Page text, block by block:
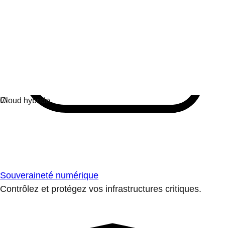
Souveraineté numérique
Contrôlez et protégez vos infrastructures critiques.